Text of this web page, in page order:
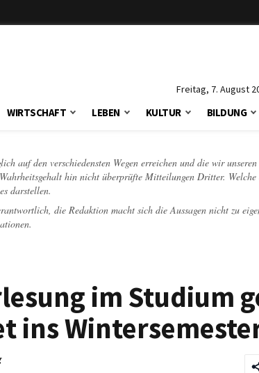
Freitag, 7. August
WIRTSCHAFT LEBEN KULTUR BILDUNG
auf den verschiedensten Wegen erreichen und die wir
hin nicht überprüfte Mitteilungen Dritter.
darstellen.
die Redaktion macht sich die Aussagen nicht zu
im Studium
ins